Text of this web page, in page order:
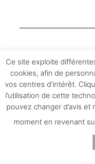
Données
Indicateurs clés
Indicateurs
2024
Ce site exploite
cookies, afin de
vos centres d’intérêt.
l’utilisation de cette
pouvez changer d’avis
moment en revenant